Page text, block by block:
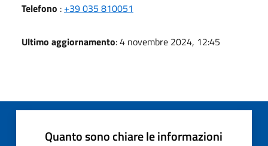
Telefono : +39 035 810051
Ultimo aggiornamento: 4 novembre 2024, 12:45
Quanto sono chiare le informazioni